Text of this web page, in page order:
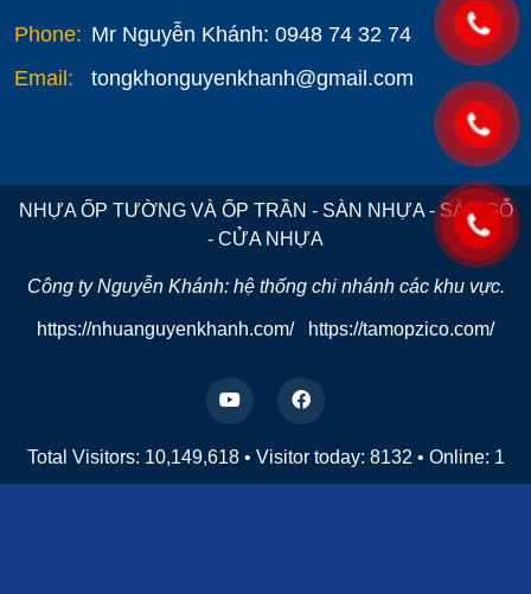
Phone: Mr Nguyễn Khánh: 0948 74 32 74
Email:
tongkhonguyenkhanh@gmail.com
NHỰA ỐP TƯỜNG VÀ ỐP TRẦN - SÀN NHỰA - SÀN GỖ
- CỬA NHỰA
Công ty Nguyễn Khánh: hệ thống chi nhánh các khu vực.
https://nhuanguyenkhanh.com/ https://tamopzico.com/
Total Visitors: 10,149,618 • Visitor today: 8132 • Online: 1